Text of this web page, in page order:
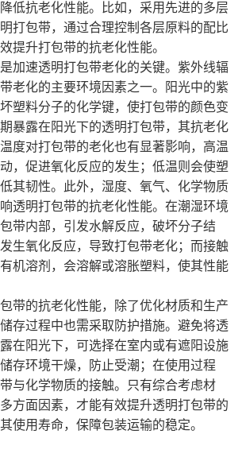
低抗老化性能。比如，采用先进的多层
打包带，通过合理控制各层原料的配比
提升打包带的抗老化性能。
速透明打包带老化的关键。紫外线辐
老化的主要环境因素之一。阳光中的紫
塑料分子的化学键，使打包带的颜色变
暴露在阳光下的透明打包带，其抗老化
度对打包带的老化也有显著影响，高温
，促进氧化反应的发生；低温则会使塑
其韧性。此外，湿度、氧气、化学物质
透明打包带的抗老化性能。在潮湿环境
带内部，引发水解反应，破坏分子结
生氧化反应，导致打包带老化；而接触
机溶剂，会溶解或溶胀塑料，使其性能
的抗老化性能，除了优化材质和生产
存过程中也需采取防护措施。避免将透
在阳光下，可选择在室内或有遮阳设施
存环境干燥，防止受潮；在使用过程
与化学物质的接触。只有综合考虑材
方面因素，才能有效提升透明打包带的
使用寿命，保障包装运输的稳定。